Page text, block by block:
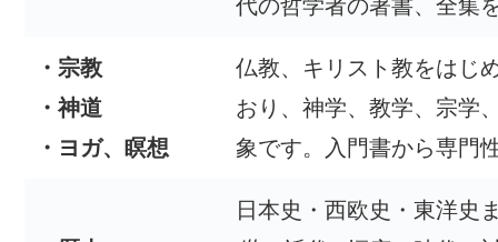
代の哲学者の著書、全集
・宗教
・神道
・ヨガ、瞑想
仏教、キリスト教をはじ
おり、神学、教学、宗学
象です。入門書から専門
日本史・西欧史・東洋史